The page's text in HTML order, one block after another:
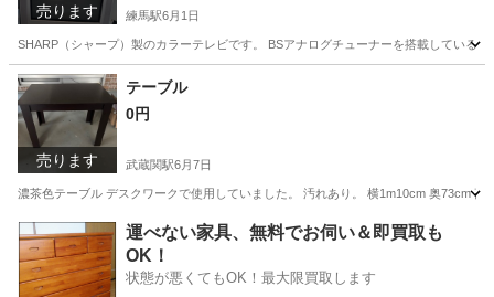
売ります 練馬駅6月1日
SHARP（シャープ）製のカラーテレビです。 BSアナログチューナーを搭載している
東京 練馬区 練馬駅
売ります
テーブル
0円
武蔵関駅6月7日
濃茶色テーブル デスクワークで使用していました。 汚れあり。 横1m10cm 奥73cm
東京 練馬区 武蔵関駅 テーブル デスクワーク
運べない家具、無料でお伺い＆即買取も
OK！
状態が悪くてもOK！最大限買取します